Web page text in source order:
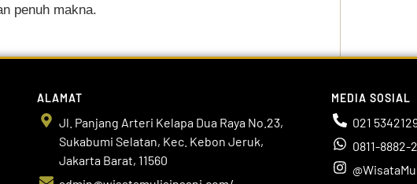
penuh makna.
ALAMAT
Jl. Panjang Arteri Kelapa Dua Raya No.23,
Sukabumi Selatan, Kec. Kebon Jeruk,
Jakarta Barat, 11560
MEDIA SOSIAL
021
0811-8882-